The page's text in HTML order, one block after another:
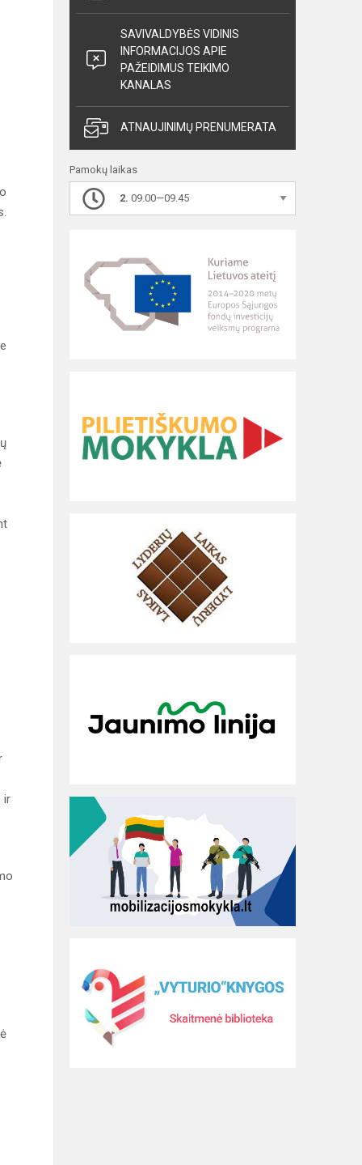
ir
SAVIVALDYBĖS VIDINIS
INFORMACIJOS APIE
PAŽEIDIMUS TEIKIMO
KANALAS
ATNAUJINIMŲ PRENUMERATA
Pamokų laikas
2. 09.00—09.45